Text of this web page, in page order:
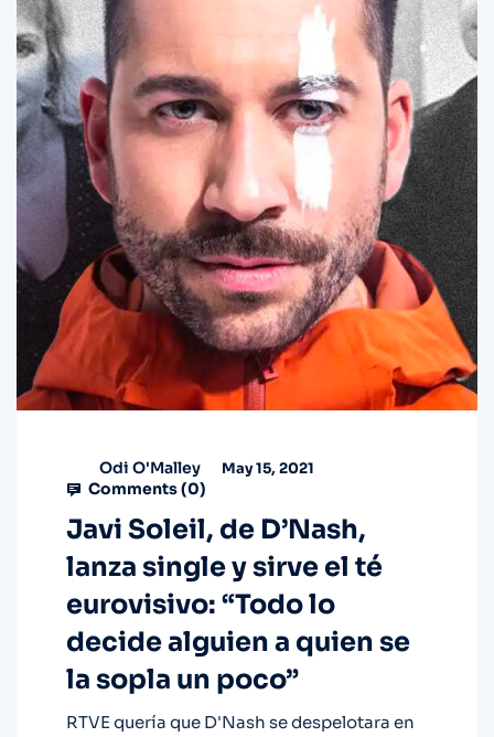
Odi O'Malley May 15, 2021
Comments (0)
Javi Soleil, de D’Nash,
lanza single y sirve el té
eurovisivo: “Todo lo
decide alguien a quien se
la sopla un poco”
RTVE quería que D'Nash se despelotara en